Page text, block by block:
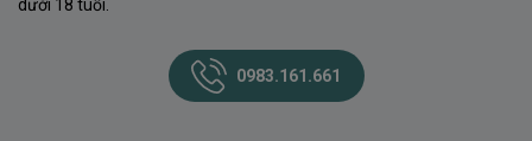
dưới 18 tuổi.
0983.161.661